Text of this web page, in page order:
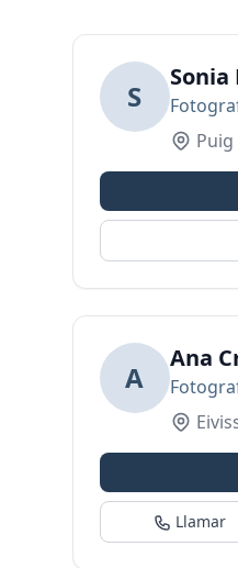
S
Puig
A
Ana
Llamar